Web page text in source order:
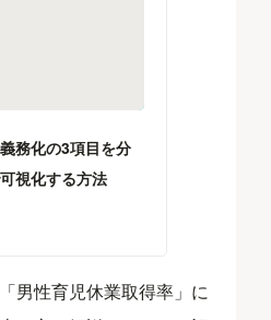
務化の3項目を分
視化する方法
男性育児休業取得率」に